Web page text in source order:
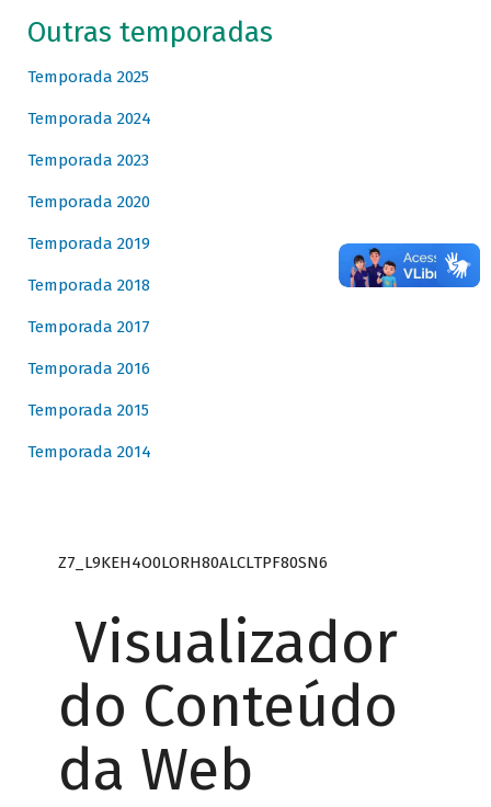
Outras temporadas
Temporada 2025
Temporada 2024
Temporada 2023
Temporada 2020
Temporada 2019
Temporada 2018
Temporada 2017
Temporada 2016
Temporada 2015
Temporada 2014
Z7_L9KEH4O0LORH80ALCLTPF80SN6
Visualizador
do Conteúdo
da Web